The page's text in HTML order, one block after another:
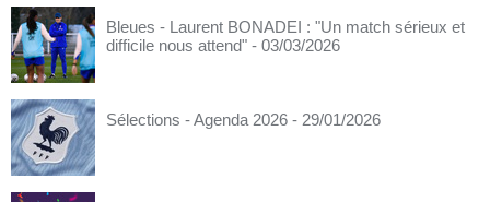
Bleues - Laurent BONADEI : "Un match sérieux et
difficile nous attend" - 03/03/2026
Sélections - Agenda 2026 - 29/01/2026